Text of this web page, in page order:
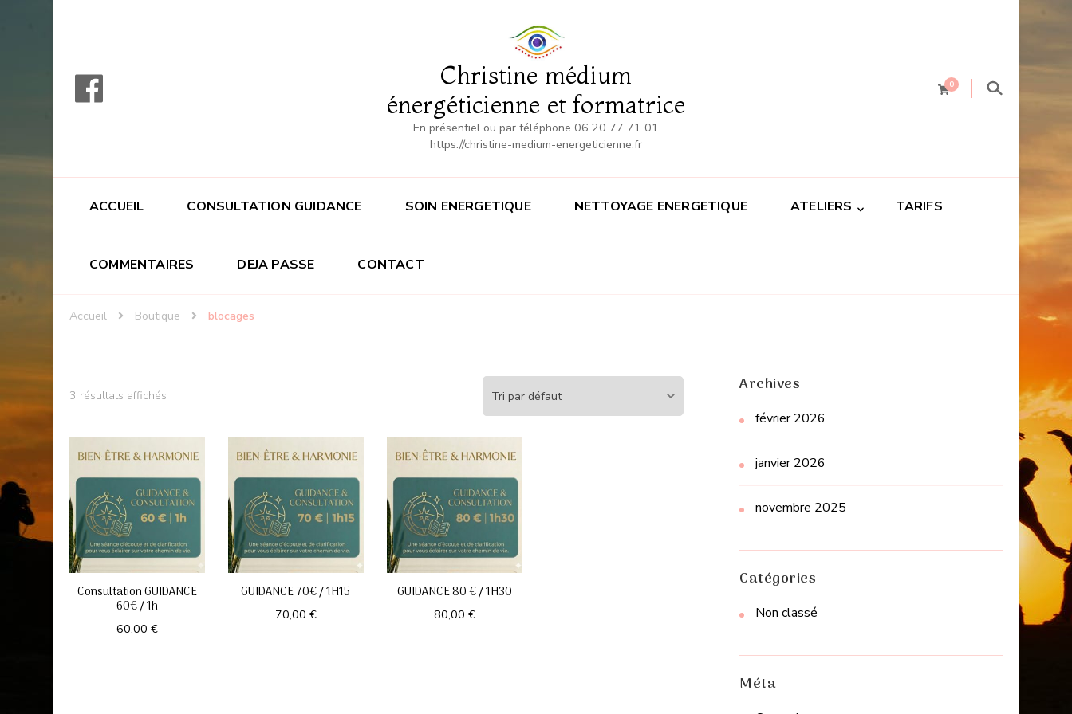
Christine médium
énergéticienne et formatrice
En présentiel ou par téléphone 06 20 77 71 01
https://christine-medium-energeticienne.fr
0
ACCUEIL CONSULTATION GUIDANCE SOIN ENERGETIQUE NETTOYAGE ENERGETIQUE ATELIERS TARIFS
COMMENTAIRES DEJA PASSE CONTACT
Accueil Boutique blocages
3 résultats affichés
Consultation GUIDANCE
60€ / 1h
60,00 €
GUIDANCE 70€ / 1H15
70,00 €
GUIDANCE 80 € / 1H30
80,00 €
Archives
février 2026
janvier 2026
novembre 2025
Catégories
Non classé
Méta